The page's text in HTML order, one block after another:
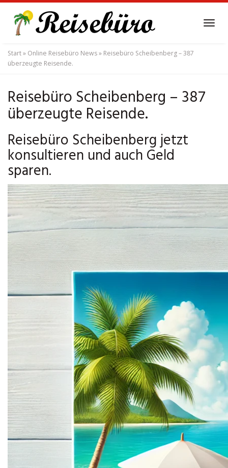
main
content
Start» Online Reisebüro News» Reisebüro Scheibenberg – 387
überzeugte Reisende.
Reisebüro Scheibenberg – 387
überzeugte Reisende.
Reisebüro Scheibenberg jetzt
konsultieren und auch Geld
sparen.